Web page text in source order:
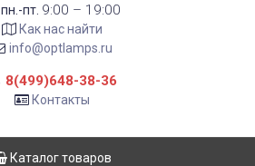
пн.-пт. 9:00 – 19:00
Как нас найти
info@optlamps.ru
8(499)648-38-36
Контакты
Каталог товаров